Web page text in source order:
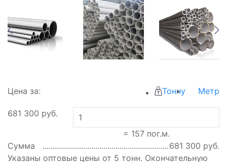
Цена за: Тонну Метр
681 300 руб.
= 157пог.м.
Сумма
681 300 руб.
Указаны оптовые цены от 5 тонн. Окончательную